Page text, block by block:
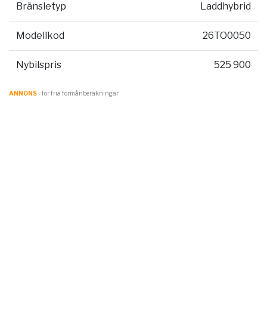
Bränsletyp Laddhybrid
Modellkod 26TO0050
Nybilspris 525 900
ANNONS- för fria förmånberäkningar